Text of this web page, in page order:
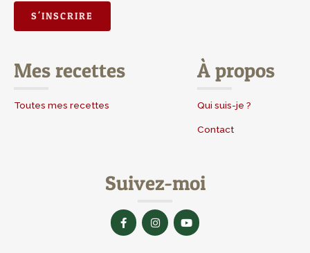
Mes recettes
Toutes mes recettes
À propos
Qui suis-je ?
Contact
Suivez-moi
F
a
c
I
n
s
Y
o
u